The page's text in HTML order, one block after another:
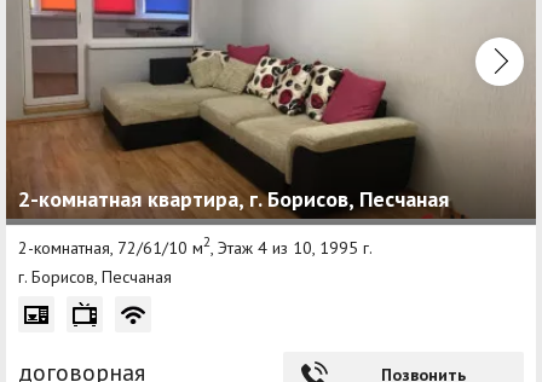
2-комнатная квартира, г. Борисов, Песчаная
2-комнатная, 72/61/10 м2, Этаж 4 из 10, 1995 г.
г. Борисов, Песчаная
договорная Позвонить